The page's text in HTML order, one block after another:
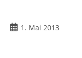
1. Mai 2013